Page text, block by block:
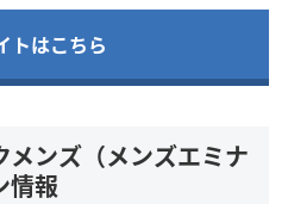
トはこちら
メンズ（メンズエミナ
情報